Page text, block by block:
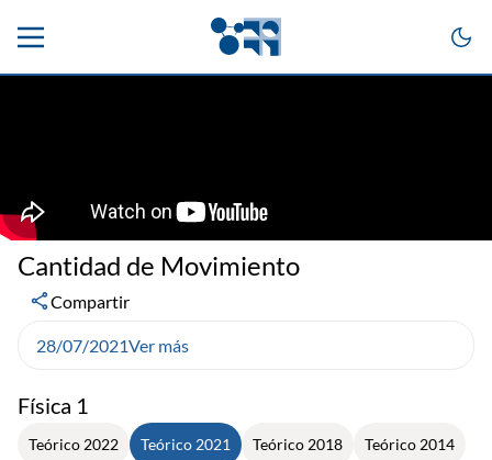
Física 1
Teórico 2022 Teórico 2021 Teórico 2018 Teórico 2014
Cantidad de Movimiento
Compartir
28/07/2021Ver más